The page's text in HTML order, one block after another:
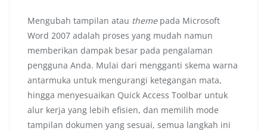
Mengubah tampilan atau themepada Microsoft
Word 2007 adalah proses yang mudah namun
memberikan dampak besar pada pengalaman
pengguna Anda. Mulai dari mengganti skema warna
antarmuka untuk mengurangi ketegangan mata,
hingga menyesuaikan Quick Access Toolbar untuk
alur kerja yang lebih efisien, dan memilih mode
tampilan dokumen yang sesuai, semua langkah ini